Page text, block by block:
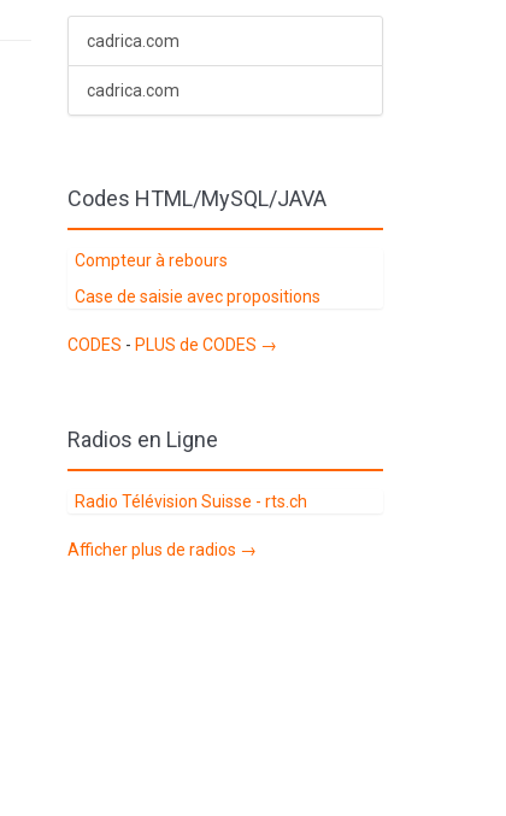
cadrica.com
cadrica.com
Codes HTML/MySQL/JAVA
Compteur à rebours
Case de saisie avec propositions
CODES - PLUS de CODES →
Radios en Ligne
Radio Télévision Suisse - rts.ch
Afficher plus de radios →